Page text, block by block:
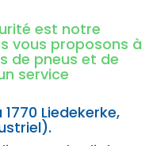
est notre
vous proposons à
de pneus et de
service
1770 Liedekerke,